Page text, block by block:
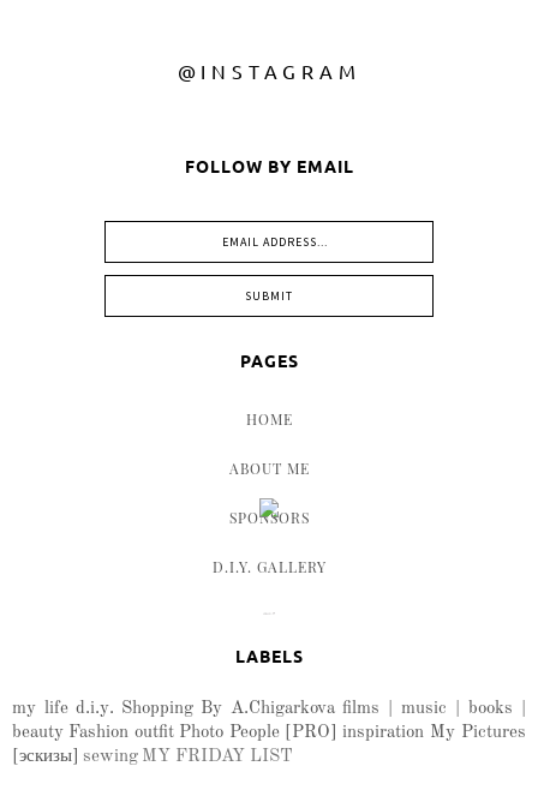
@INSTAGRAM
FOLLOW BY EMAIL
PAGES
HOME
ABOUT ME
SPONSORS
D.I.Y. GALLERY
LABELS
my life d.i.y. Shopping By A.Chigarkova films | music | books |
beauty Fashion outfit Photo People [PRO] inspiration My Pictures
[эскизы] sewing MY FRIDAY LIST